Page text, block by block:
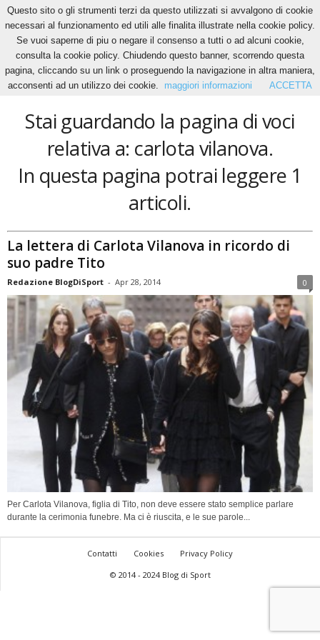
Home Tags Carlota vilanova
carlota vilanova
Stai guardando la pagina di voci
relativa a: carlota vilanova.
In questa pagina potrai leggere 1
articoli.
La lettera di Carlota Vilanova in ricordo di
suo padre Tito
Redazione BlogDiSport - Apr 28, 2014 0
Per Carlota Vilanova, figlia di Tito, non deve essere stato semplice parlare
durante la cerimonia funebre. Ma ci è riuscita, e le sue parole...
Contatti Cookies
Privacy Policy
© 2014 - 2024 Blog di Sport
Questo sito o gli strumenti terzi da questo utilizzati si avvalgono di cookie
necessari al funzionamento ed utili alle finalita illustrate nella cookie policy.
Se vuoi saperne di piu o negare il consenso a tutti o ad alcuni cookie,
consulta la cookie policy. Chiudendo questo banner, scorrendo questa
pagina, cliccando su un link o proseguendo la navigazione in altra maniera,
acconsenti ad un utilizzo dei cookie.
maggiori informazioni ACCETTA